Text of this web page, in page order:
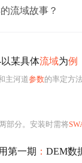
流域故事？
某具体流域为例
主河道参数的率定方
部分。安装时需将
第一期 ： DEM数